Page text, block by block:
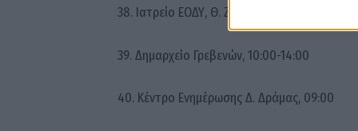
38. Ιατρείο ΕΟΔΥ, Θ. Ζιακα 23, Γρεβενά, 09:00-
39. Δημαρχείο Γρεβενών, 10:00-14:00
40. Κέντρο Ενημέρωσης Δ. Δράμας, 09:00